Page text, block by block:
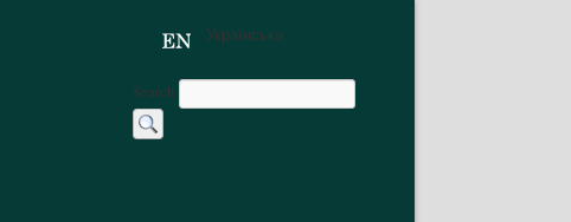
Українська
Search